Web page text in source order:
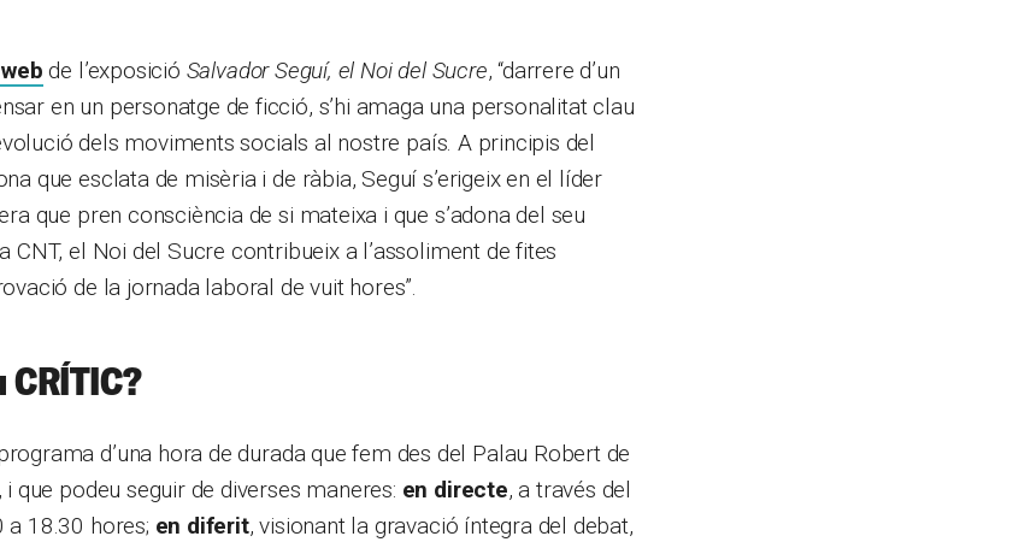
de l’exposició Salvador Seguí, el Noi del Sucre, “darrere d’un
en un personatge de ficció, s’hi amaga una personalitat clau
dels moviments socials al nostre país. A principis del
que esclata de misèria i de ràbia, Seguí s’erigeix en el líder
que pren consciència de si mateixa i que s’adona del seu
CNT, el Noi del Sucre contribueix a l’assoliment de fites
de la jornada laboral de vuit hores”.
CRÍTIC?
d’una hora de durada que fem des del Palau Robert de
que podeu seguir de diverses maneres: en directe, a través del
a 18.30 hores; en diferit, visionant la gravació íntegra del debat,